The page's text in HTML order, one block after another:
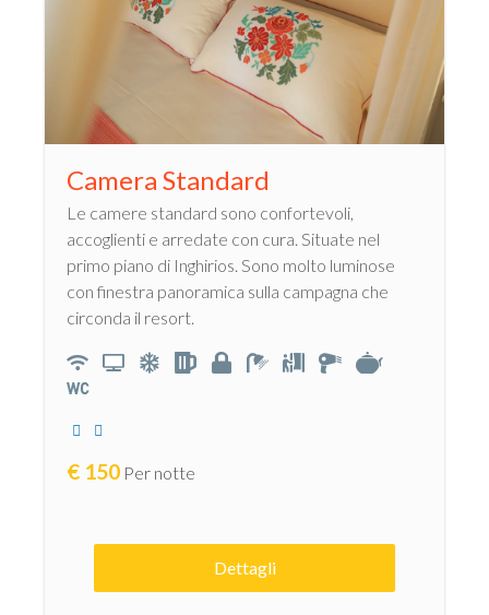
Camera Standard
Le camere standard sono confortevoli,
accoglienti e arredate con cura. Situate nel
primo piano di Inghirios. Sono molto luminose
con finestra panoramica sulla campagna che
circonda il resort.
€ 150 Per notte
Dettagli